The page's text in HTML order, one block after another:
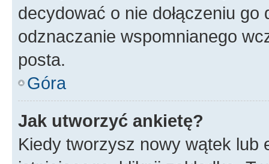
decydować o nie dołączeniu
odznaczanie wspomnianego
posta.
Góra
Jak utworzyć ankietę?
Kiedy tworzysz nowy wątek lub